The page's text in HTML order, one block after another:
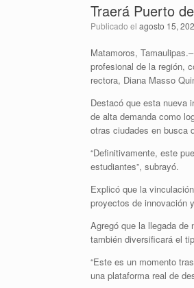
Traerá Puerto
Publicado el agosto 15,
Matamoros,
profesional de la región,
rectora, Diana Masso
Destacó que esta nueva
de alta demanda como
otras ciudades en busca
“Definitivamente, este
estudiantes”, subrayó.
Explicó que la
proyectos de innovación
Agregó que la llegada de
también diversificará el
“Este es un momento
una plataforma real de